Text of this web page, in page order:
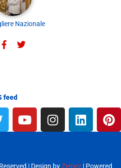
Nazionale
feed
| Design byZemez | Powered